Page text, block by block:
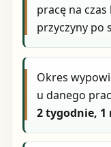
pracę na
przyczyny po
Okres
u danego
2 tygodnie, 1